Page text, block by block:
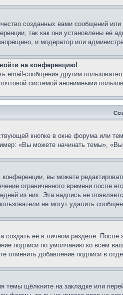
созданных вами сообщений
так как они установлены
и модератор или
на конференцию!
email-сообщения другим
системой анонимными
кнопке в окне форума или
«Вы можете начинать темы», «Вы
вы можете
ограниченного времени после
из них. Эта надпись не
не могут удалить
её в личном разделе. После
подписи по умолчанию ко всем
отменить добавление подписи в
темы щёлкните на закладке или